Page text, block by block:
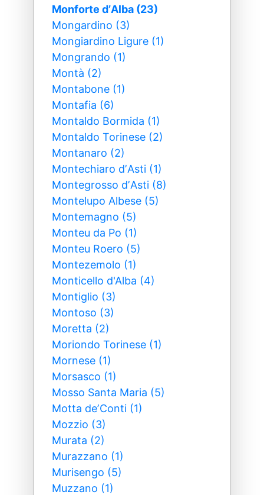
Monforte dʼAlba (23)
Mongardino (3)
Mongiardino Ligure (1)
Mongrando (1)
Montà (2)
Montabone (1)
Montafia (6)
Montaldo Bormida (1)
Montaldo Torinese (2)
Montanaro (2)
Montechiaro dʼAsti (1)
Montegrosso dʼAsti (8)
Montelupo Albese (5)
Montemagno (5)
Monteu da Po (1)
Monteu Roero (5)
Montezemolo (1)
Monticello d'Alba (4)
Montiglio (3)
Montoso (3)
Moretta (2)
Moriondo Torinese (1)
Mornese (1)
Morsasco (1)
Mosso Santa Maria (5)
Motta deʼConti (1)
Mozzio (3)
Murata (2)
Murazzano (1)
Murisengo (5)
Muzzano (1)